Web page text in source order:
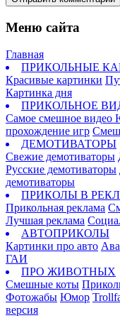
Меню сайта
Главная
ПРИКОЛЬНЫЕ
Красивые картинки
Картинка дня
ПРИКОЛЬНОЕ
Самое смешное видео
прохождение игр
ДЕМОТИВАТОРЫ
Свежие демотиваторы
Русские демотиваторы
демотиваторы
ПРИКОЛЫ В
Прикольная реклама
Лучшая реклама
АВТОПРИКОЛЫ
Картинки про авто
ГАИ
ПРО ЖИВОТНЫХ
Смешные коты
Фотожабы Юмор
версия